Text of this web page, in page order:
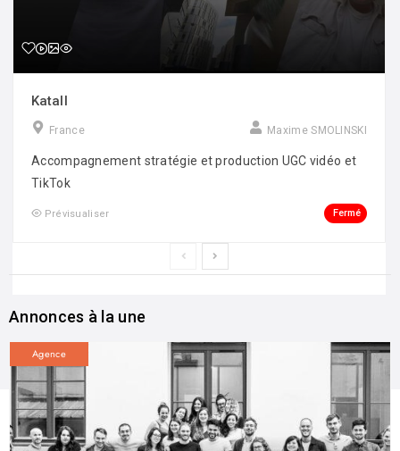
Katall
France Maxime SMOLINSKI
Accompagnement stratégie et production UGC vidéo et
TikTok
Prévisualiser Fermé
Annonces à la une
Agence